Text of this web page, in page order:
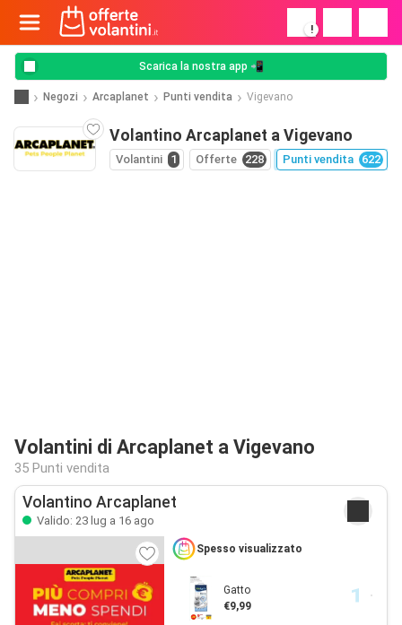
!
Scarica la nostra app 📲
Negozi Arcaplanet Punti vendita Vigevano
Volantino Arcaplanet a Vigevano
Volantini 1 Offerte 228 Punti vendita 622
Volantini di Arcaplanet a Vigevano
35 Punti vendita
Volantino Arcaplanet
Valido: 23 lug a 16 ago
Spesso visualizzato
Gatto
€9,99